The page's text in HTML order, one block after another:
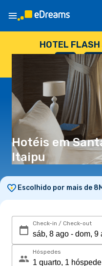
HOTEL FLASH
--
DIAS
: --
Hotéis em
Itaipu
Escolhido por mais de
Check-in / Check-out
Hóspedes